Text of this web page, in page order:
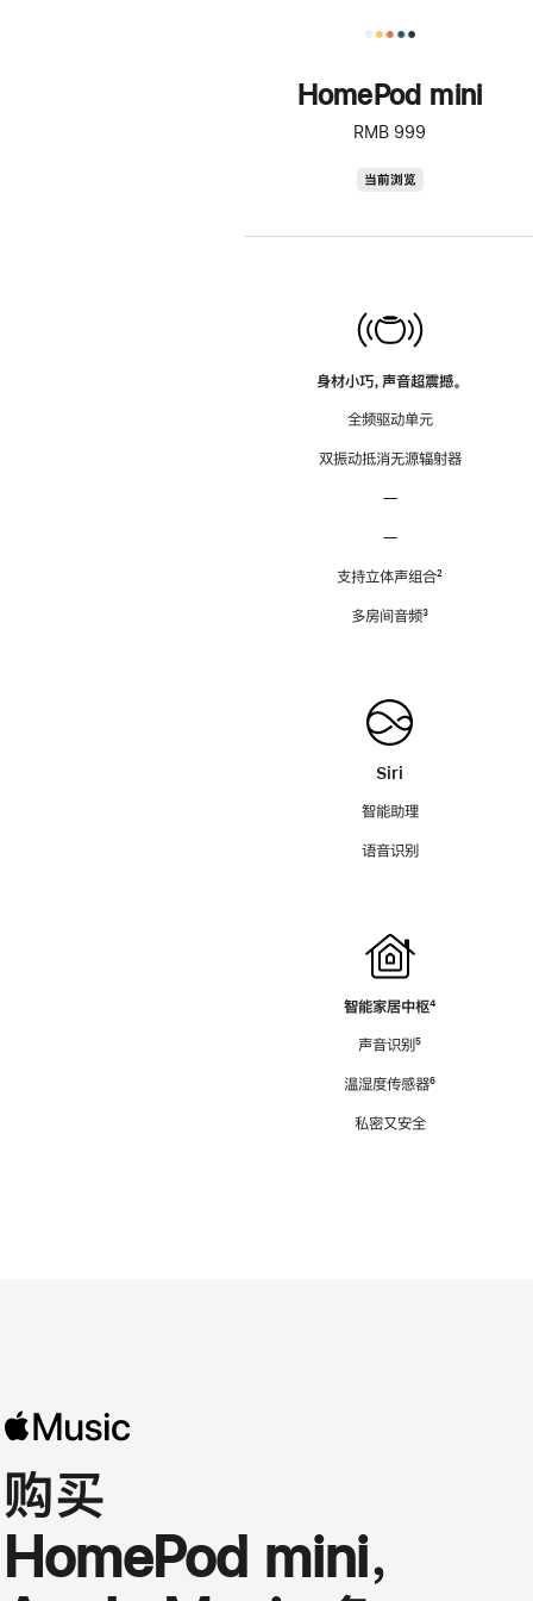
HomePod mini
RMB 999
当前浏览
身材小巧，声音超震撼。
全频驱动单元
双振动抵消无源辐射器
—
—
支持立体声组合脚
²
多房间音频脚
³
Siri
智能助理
语音识别
智能家居中枢脚
⁴
声音识别脚
⁵
温湿度传感器脚
⁶
私密又安全
购买
HomePod mini，